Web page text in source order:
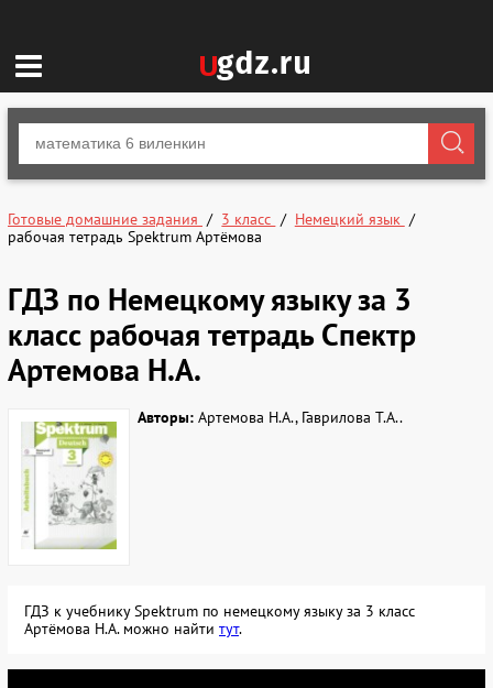
Готовые домашние задания 3 класс
Немецкий язык
рабочая тетрадь Spektrum Артёмова
ГДЗ по Немецкому языку за 3
класс рабочая тетрадь Спектр
Артемова Н.А.
Авторы:Артемова Н.А., Гаврилова Т.А..
ГДЗ к учебнику Spektrum по немецкому языку за 3 класс
Артёмова Н.А. можно найти тут.